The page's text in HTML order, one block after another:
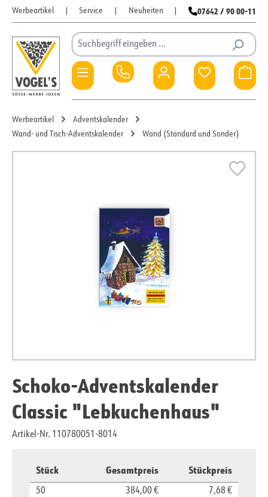
Zum Hauptinhalt springen
Werbeartikel Service Neuheiten 07642 / 90 00-11
Du hast 0
Werbeartikel
Adventskalender
Wand- und Tisch-Adventskalender
Wand (Standard und Sonder)
Schoko-Adventskalender
Classic "Lebkuchenhaus"
Artikel-Nr. 110780051-8014
Stück Gesamtpreis Stückpreis
50 384,00 €
7,68 €